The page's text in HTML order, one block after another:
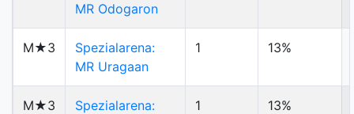
MR Odogaron
M★3
Spezialarena:
MR Uragaan
1 13%
M★3
Spezialarena:
1 13%